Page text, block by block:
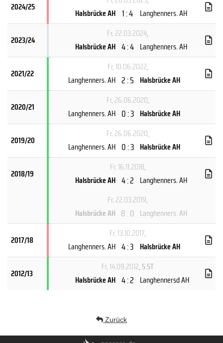
2024/25
Halsbrücke AH 1 : 4 Langhenners. AH
2023/24
Fr, 22.03.2024,
Halsbrücke AH 4 : 4 Langhenners. AH
2021/22
Fr, 10.06.2022,
Langhenners. AH 2 : 5 Halsbrücke AH
2020/21
Fr, 26.06.2020,
Langhenners. AH 0 : 3 Halsbrücke AH
2019/20
Fr, 26.06.2020,
Langhenners. AH 0 : 3 Halsbrücke AH
2018/19
Fr, 16.11.2018,
Halsbrücke AH 4 : 2 Langhenners. AH
Fr, 22.03.2019,
Halsbrücke AH 8 : 0 Langhenners. AH
2017/18
Fr, 13.10.2017,
Langhenners. AH 4 : 3 Halsbrücke AH
2012/13
Fr, 14.09.2012, 5.ST
Halsbrücke AH 4 : 2 Langhennersd AH
Zurück